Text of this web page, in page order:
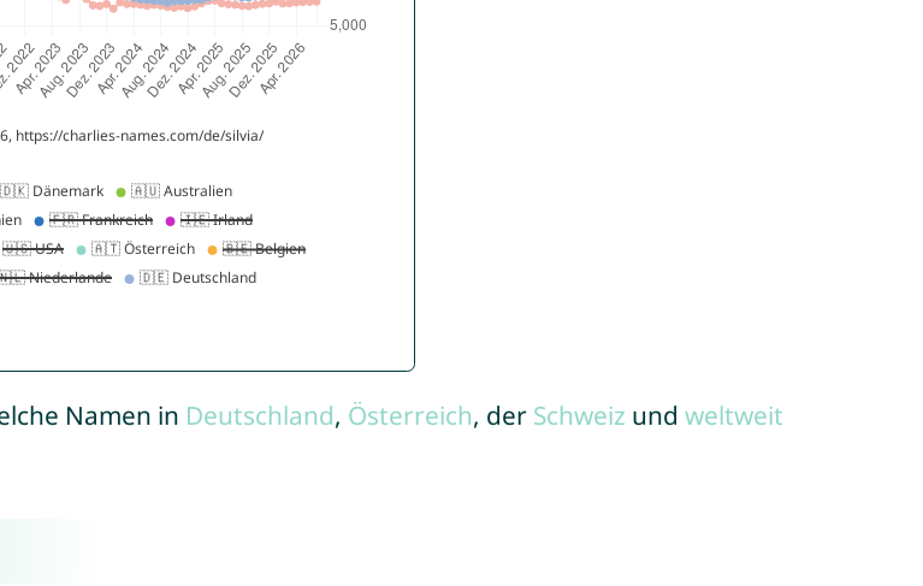
Namen in Deutschland, Österreich, der Schweiz und weltweit